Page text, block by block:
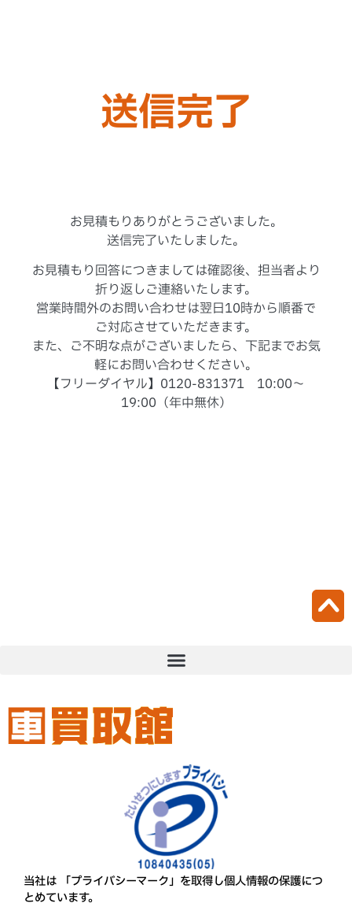
送信完了
お見積もりありがとうございました。
送信完了いたしました。
お見積もり回答につきましては確認後、担当者より
折り返しご連絡いたします。
営業時間外のお問い合わせは翌日10時から順番で
ご対応させていただきます。
また、ご不明な点がございましたら、下記までお気
軽にお問い合わせください。
【フリーダイヤル】0120-831371 10:00～
19:00（年中無休）
当社は 「プライバシーマーク」を取得し個人情報の保護につ
とめています。